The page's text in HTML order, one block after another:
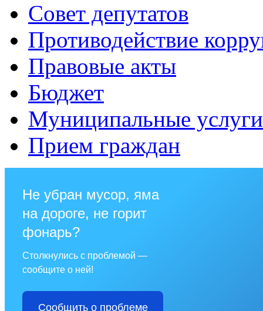
Совет депутатов
Противодействие
Правовые акты
Бюджет
Муниципальные услуги
Прием граждан
Не убран мусор, яма
на дороге, не горит
фонарь?
Столкнулись с проблемой —
сообщите о ней!
Сообщить о проблеме